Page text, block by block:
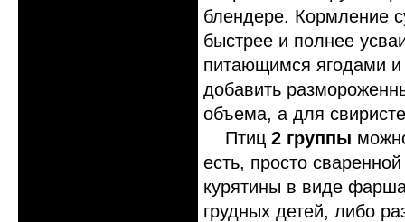
блендере. Кормление
быстрее и полнее
питающимся ягодами
добавить
объема, а для
Птиц 2 группы
есть, просто
курятины в виде
грудных детей, либо